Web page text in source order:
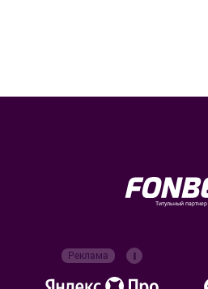
Титульный партнер
Реклама